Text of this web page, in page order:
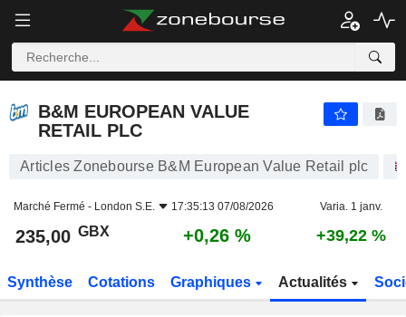
B&M EUROPEAN VALUE
RETAIL PLC
Articles Zonebourse B&M European Value Retail plc
Marché Fermé - London S.E. 17:35:13 07/08/2026 Varia. 1 janv.
235,00 GBX +0,26 % +39,22 %
Synthèse Cotations Graphiques Actualités